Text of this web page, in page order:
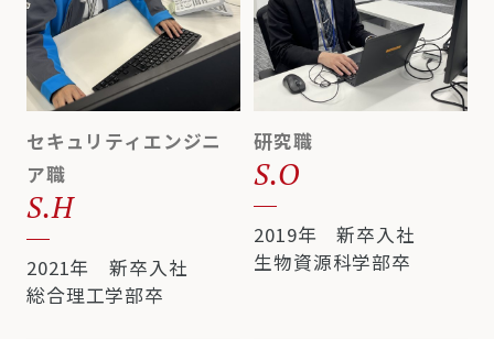
セキュリティエンジニ
ア職
S.H
2021年 新卒入社
総合理工学部卒
研究職
S.O
2019年 新卒入社
生物資源科学部卒